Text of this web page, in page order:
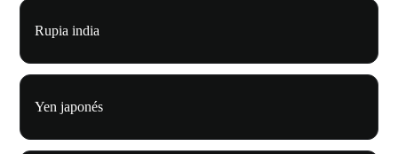
Rupia india
Yen japonés